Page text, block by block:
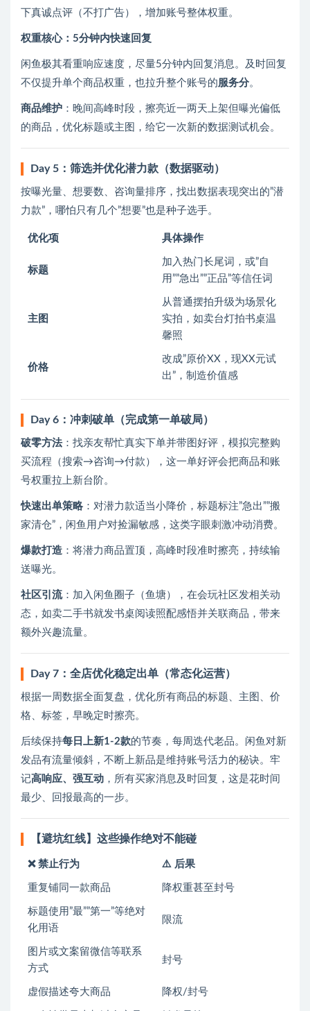
下真诚点评（不打广告），增加账号整体权重。
权重核心：5分钟内快速回复
闲鱼极其看重响应速度，尽量5分钟内回复消息。及时回复
不仅提升单个商品权重，也拉升整个账号的服务分。
商品维护 ：晚间高峰时段，擦亮近一两天上架但曝光偏低
的商品，优化标题或主图，给它一次新的数据测试机会。
Day 5：筛选并优化潜力款（数据驱动）
按曝光量、想要数、咨询量排序，找出数据表现突出的”潜
力款”，哪怕只有几个”想要”也是种子选手。
优化项 具体操作
标题
加入热门长尾词，或”自
用””急出””正品”等信任词
主图
从普通摆拍升级为场景化
实拍，如卖台灯拍书桌温
馨照
价格
改成”原价XX，现XX元试
出”，制造价值感
Day 6：冲刺破单（完成第一单破局）
破零方法：找亲友帮忙真实下单并带图好评，模拟完整购
买流程（搜索→咨询→付款），这一单好评会把商品和账
号权重拉上新台阶。
快速出单策略 ：对潜力款适当小降价，标题标注”急出””搬
家清仓”，闲鱼用户对捡漏敏感，这类字眼刺激冲动消费。
爆款打造 ：将潜力商品置顶，高峰时段准时擦亮，持续输
送曝光。
社区引流：加入闲鱼圈子（鱼塘），在会玩社区发相关动
态，如卖二手书就发书桌阅读照配感悟并关联商品，带来
额外兴趣流量。
Day 7：全店优化稳定出单（常态化运营）
根据一周数据全面复盘，优化所有商品的标题、主图、价
格、标签，早晚定时擦亮。
后续保持每日上新1-2款的节奏，每周迭代老品。闲鱼对新
发品有流量倾斜，不断上新品是维持账号活力的秘诀。牢
记高响应、强互动 ，所有买家消息及时回复，这是花时间
最少、回报最高的一步。
【避坑红线】这些操作绝对不能碰
❌ 禁止行为 ⚠️ 后果
重复铺同一款商品 降权重甚至封号
标题使用”最””第一”等绝对
化用语
限流
图片或文案留微信等联系
方式
封号
虚假描述夸大商品 降权/封号